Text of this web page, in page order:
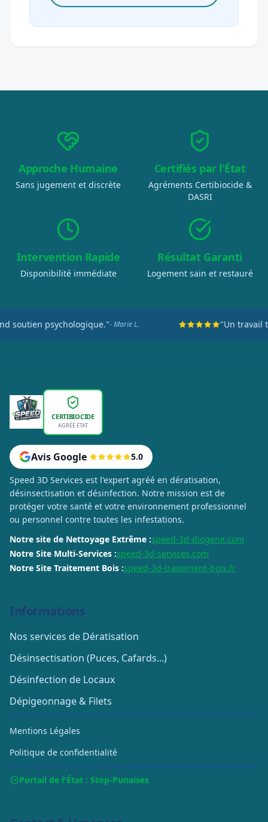
Approche Humaine
Sans jugement et discrète
Certifiés par l'État
Agréments Certibiocide &
DASRI
Intervention Rapide
Disponibilité immédiate
Résultat Garanti
Logement sain et restauré
psychologique."- Marie L. "Un travail
CERTIBIOCIDE
AGRÉÉ ÉTAT
Avis Google 5.0
Speed 3D Services est l'expert agréé en dératisation,
désinsectisation et désinfection. Notre mission est de
protéger votre santé et votre environnement professionnel
ou personnel contre toutes les infestations.
Notre site de Nettoyage Extrême :speed-3d-diogene.com
Notre Site Multi-Services :speed-3d-services.com
Notre Site Traitement Bois :speed-3d-traitement-bois.fr
Informations
Nos services de Dératisation
Désinsectisation (Puces, Cafards...)
Désinfection de Locaux
Dépigeonnage & Filets
Mentions Légales
Politique de confidentialité
Portail de l'État : Stop-Punaises